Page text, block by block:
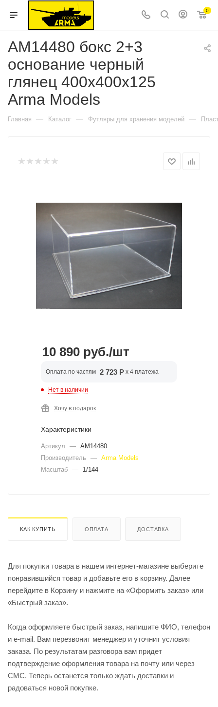
0
AM14480 бокс 2+3
основание черный
глянец 400х400х125
Arma Models
Главная — Каталог — Футляры для хранения моделей —
10 890 руб./шт
Оплата по частям 2 723 Р x 4 платежа
Нет в наличии
Хочу в подарок
Характеристики
Артикул — AM14480
Производитель
— Arma Models
Масштаб — 1/144
КАК КУПИТЬ ОПЛАТА ДОСТАВКА
Для покупки товара в нашем интернет-магазине выберите
понравившийся товар и добавьте его в корзину. Далее
перейдите в Корзину и нажмите на «Оформить заказ» или
«Быстрый заказ».
Когда оформляете быстрый заказ, напишите ФИО, телефон
и e-mail. Вам перезвонит менеджер и уточнит условия
заказа. По результатам разговора вам придет
подтверждение оформления товара на почту или через
СМС. Теперь останется только ждать доставки и
радоваться новой покупке.